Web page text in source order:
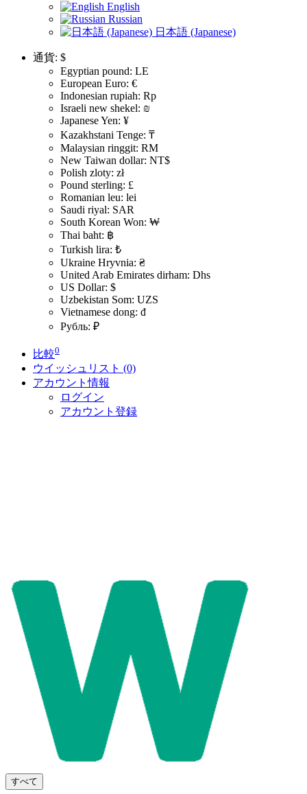
English
Russian
日本語 (Japanese)
通貨: $
Egyptian pound: LE
European Euro: €
Indonesian rupiah: Rp
Israeli new shekel: ₪
Japanese Yen: ¥
Kazakhstani Tenge: ₸
Malaysian ringgit: RM
New Taiwan dollar: NT$
Polish zloty: zł
Pound sterling: £
Romanian leu: lei
Saudi riyal: SAR
South Korean Won: ₩
Thai baht: ฿
Turkish lira: ₺
Ukraine Hryvnia: ₴
United Arab Emirates dirham: Dhs
US Dollar: $
Uzbekistan Som: UZS
Vietnamese dong: đ
Рубль: ₽
比較0
ウイッシュリスト (0)
アカウント情報
ログイン
アカウント登録
すべて